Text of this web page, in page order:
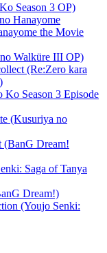
Season 3 OP)
Hanayome
the Movie
Walküre III OP)
(Re:Zero kara
Season 3 Episode
(Kusuriya no
Dream!
Saga of Tanya
Dream!)
(Youjo Senki: